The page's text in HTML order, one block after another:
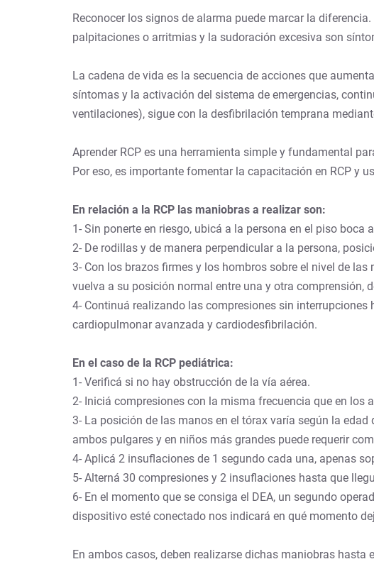
Reconocer los signos de alarma puede marcar la
palpitaciones o arritmias y la sudoración excesiva son
La cadena de vida es la secuencia de acciones que
síntomas y la activación del sistema de emergencias,
ventilaciones), sigue con la desfibrilación temprana
Aprender RCP es una herramienta simple y fundamental
Por eso, es importante fomentar la capacitación en RCP y
En relación a la RCP las maniobras a realizar son:
1- Sin ponerte en riesgo, ubicá a la persona en el piso
2- De rodillas y de manera perpendicular a la persona,
3- Con los brazos firmes y los hombros sobre el nivel de
vuelva a su posición normal entre una y otra comprensión,
4- Continuá realizando las compresiones sin
cardiopulmonar avanzada y cardiodesfibrilación.
En el caso de la RCP pediátrica:
1- Verificá si no hay obstrucción de la vía aérea.
2- Iniciá compresiones con la misma frecuencia que en los
3- La posición de las manos en el tórax varía según la
ambos pulgares y en niños más grandes puede requerir
4- Aplicá 2 insuflaciones de 1 segundo cada una, apenas
5- Alterná 30 compresiones y 2 insuflaciones hasta que
6- En el momento que se consiga el DEA, un segundo
dispositivo esté conectado nos indicará en qué momento
En ambos casos, deben realizarse dichas maniobras hasta